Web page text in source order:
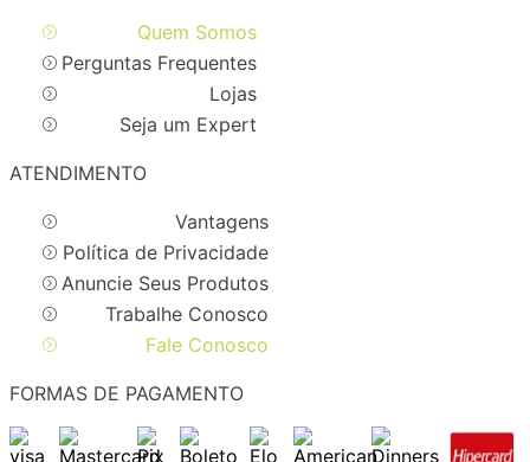
Quem Somos
Perguntas Frequentes
Lojas
Seja um Expert
ATENDIMENTO
Vantagens
Política de Privacidade
Anuncie Seus Produtos
Trabalhe Conosco
Fale Conosco
FORMAS DE PAGAMENTO